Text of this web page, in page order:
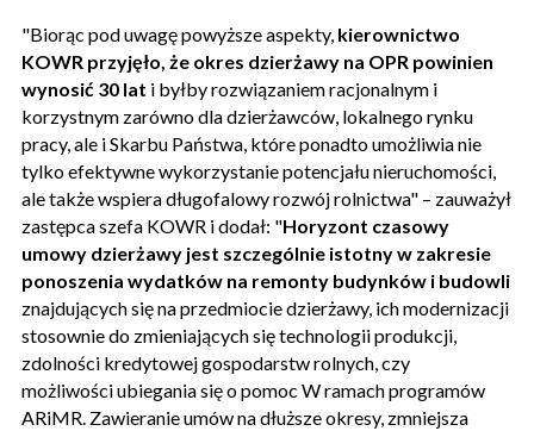
"Biorąc pod uwagę powyższe aspekty, kierownictwo
KOWR przyjęło, że okres dzierżawy na OPR powinien
wynosić 30 lat i byłby rozwiązaniem racjonalnym i
korzystnym zarówno dla dzierżawców, lokalnego rynku
pracy, ale i Skarbu Państwa, które ponadto umożliwia nie
tylko efektywne wykorzystanie potencjału nieruchomości,
ale także wspiera długofalowy rozwój rolnictwa" – zauważył
zastępca szefa KOWR i dodał: "Horyzont czasowy
umowy dzierżawy jest szczególnie istotny w zakresie
ponoszenia wydatków na remonty budynków i budowli
znajdujących się na przedmiocie dzierżawy, ich modernizacji
stosownie do zmieniających się technologii produkcji,
zdolności kredytowej gospodarstw rolnych, czy
możliwości ubiegania się o pomoc W ramach programów
ARiMR. Zawieranie umów na dłuższe okresy, zmniejsza